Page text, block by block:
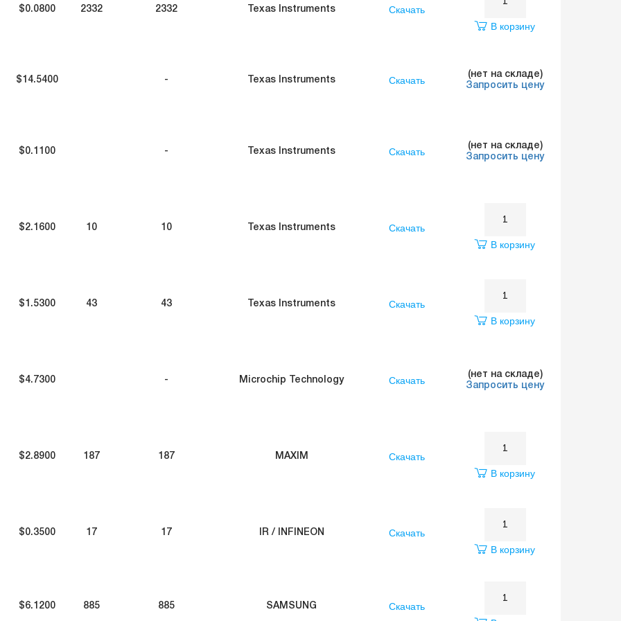
$0.0800 2332 2332 Texas Instruments
Скачать
В корзину
$14.5400 - Texas Instruments Скачать
(нет на складе)
Запросить цену
$0.1100 - Texas Instruments Скачать
(нет на складе)
Запросить цену
$2.1600 10 10 Texas Instruments
Скачать
В корзину
$1.5300 43 43 Texas Instruments
Скачать
В корзину
$4.7300 - Microchip Technology Скачать
(нет на складе)
Запросить цену
$2.8900 187 187 MAXIM
Скачать
В корзину
$0.3500 17 17 IR / INFINEON
Скачать
В корзину
$6.1200 885 885 SAMSUNG
Скачать